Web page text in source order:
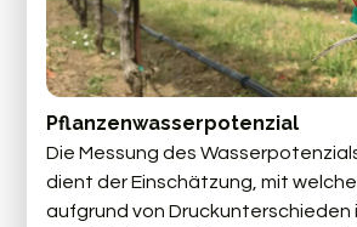
Pflanzenwasserpotenzial
Die Messung des
dient der Einschätzung, mit
aufgrund von Druckunterschieden